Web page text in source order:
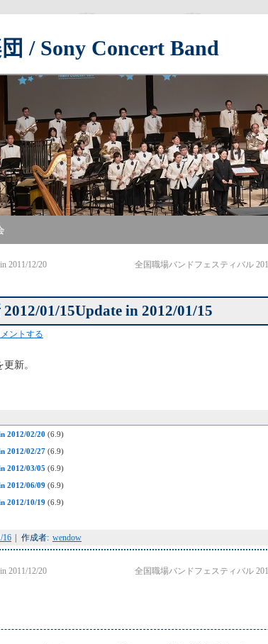
/ Sony Concert Band
2011/12/20 全国職場バンドフェスティバル
01/15Update in 2012/01/15
ントする
新。
2012/02/20 (6.9)
2012/02/27(6.9)
2012/03/05 (6.9)
2012/06/09 (6.9)
2012/10/19 (6.9)
16 作成者: wendow
2011/12/20 全国職場バンドフェスティバル